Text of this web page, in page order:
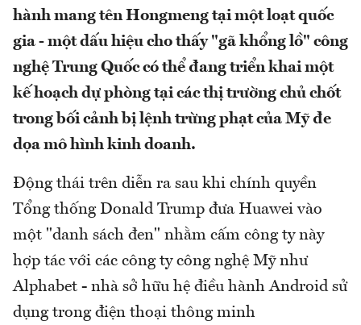
hành mang tên Hongmeng tại một loạt quốc
gia - một dấu hiệu cho thấy "gã khổng lồ" công
nghệ Trung Quốc có thể đang triển khai một
kế hoạch dự phòng tại các thị trường chủ chốt
trong bối cảnh bị lệnh trừng phạt của Mỹ đe
dọa mô hình kinh doanh.
Động thái trên diễn ra sau khi chính quyền
Tổng thống Donald Trump đưa Huawei vào
một "danh sách đen" nhằm cấm công ty này
hợp tác với các công ty công nghệ Mỹ như
Alphabet - nhà sở hữu hệ điều hành Android sử
dụng trong điện thoại thông minh